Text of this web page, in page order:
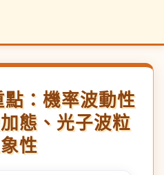
：機率波動性
態、光子波粒
性